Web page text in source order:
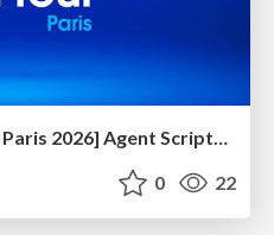
[Agentforce World Tour Paris 2026] Agent Script: structure et fiabilité pour les agents IA
0 22